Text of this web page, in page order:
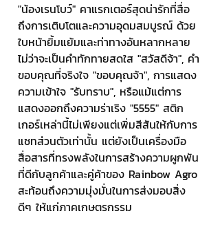
"น้องเรนโบว์" คาแรกเตอร์สุดน่ารักที่สื่อ
ถึงการเติบโตและความอุดมสมบูรณ์ ด้วย
ใบหน้ายิ้มแย้มและท่าทางอันหลากหลาย
ไม่ว่าจะเป็นคำทักทายสดใส "สวัสดีจ้า", คำ
ขอบคุณที่จริงใจ "ขอบคุณจ้า", การแสดง
ความเข้าใจ "รับทราบ", หรือแม้แต่การ
แสดงออกถึงความร่าเริง "5555" สติก
เกอร์เหล่านี้ไม่เพียงแต่เพิ่มสีสันให้กับการ
แชทส่วนตัวเท่านั้น แต่ยังเป็นเครื่องมือ
สื่อสารที่ทรงพลังในการสร้างความผูกพัน
ที่ดีกับลูกค้าและคู่ค้าของ Rainbow Agro
สะท้อนถึงความมุ่งมั่นในการส่งมอบสิ่ง
ดีๆ ให้แก่ภาคเกษตรกรรม